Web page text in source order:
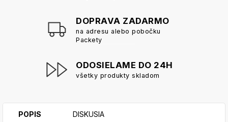
DOPRAVA ZADARMO
na adresu alebo pobočku
Packety
ODOSIELAME DO 24H
všetky produkty skladom
POPIS DISKUSIA